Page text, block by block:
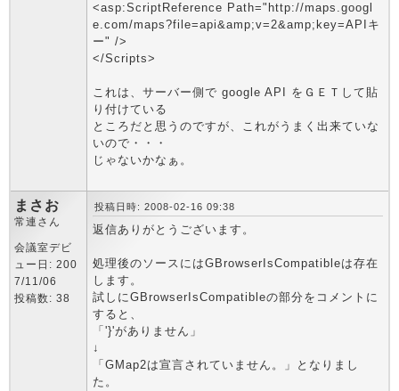
<asp:ScriptReference Path="http://maps.googl
e.com/maps?file=api&amp;v=2&amp;key=APIキ
ー" />
</Scripts>
これは、サーバー側で google API をＧＥＴして貼
り付けている
ところだと思うのですが、これがうまく出来ていな
いので・・・
じゃないかなぁ。
まさお
常連さん
会議室デビ
ュー日: 200
7/11/06
投稿数: 38
投稿日時: 2008-02-16 09:38
返信ありがとうございます。
処理後のソースにはGBrowserIsCompatibleは存在
します。
試しにGBrowserIsCompatibleの部分をコメントに
すると、
「'}'がありません」
↓
「GMap2は宣言されていません。」となりまし
た。